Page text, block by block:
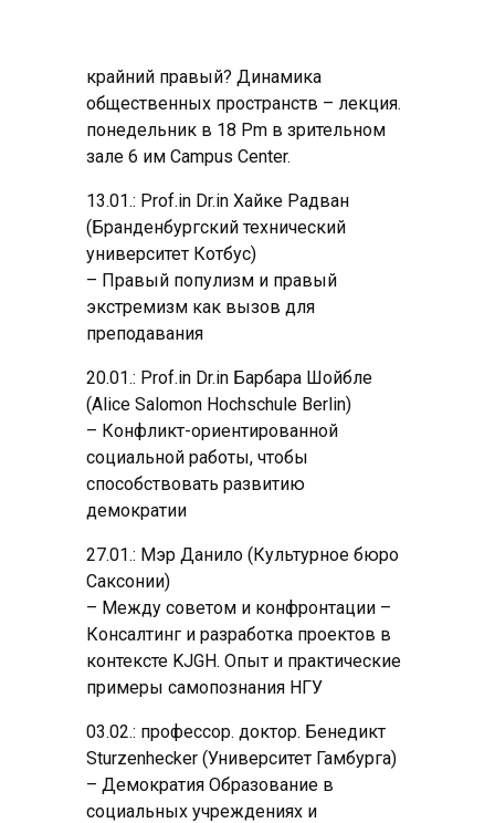
крайний правый? Динамика
общественных пространств – лекция.
понедельник в 18 Pm в зрительном
зале 6 им Campus Center.
13.01.: Prof.in Dr.in Хайке Радван
(Бранденбургский технический
университет Котбус)
– Правый популизм и правый
экстремизм как вызов для
преподавания
20.01.: Prof.in Dr.in Барбара Шойбле
(Alice Salomon Hochschule Berlin)
– Конфликт-ориентированной
социальной работы, чтобы
способствовать развитию
демократии
27.01.: Мэр Данило (Культурное бюро
Саксонии)
– Между советом и конфронтации –
Консалтинг и разработка проектов в
контексте KJGH. Опыт и практические
примеры самопознания НГУ
03.02.: профессор. доктор. Бенедикт
Sturzenhecker (Университет Гамбурга)
– Демократия Образование в
социальных учреждениях и